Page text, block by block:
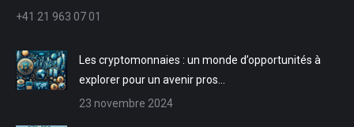
+41 21 963 07 01
Les cryptomonnaies : un monde d’opportunités à
explorer pour un avenir pros…
23 novembre 2024